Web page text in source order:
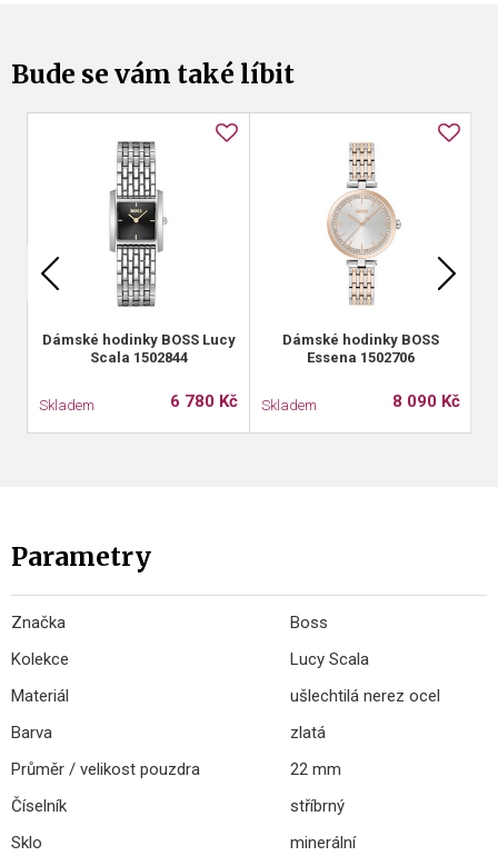
Bude se vám také líbit
Dámské hodinky BOSS Lucy
Scala 1502844
Skladem 6 780 Kč
Dámské hodinky BOSS
Essena 1502706
Skladem 8 090 Kč
Parametry
Značka
Boss
Kolekce
Lucy Scala
Materiál
ušlechtilá nerez ocel
Barva
zlatá
Průměr / velikost pouzdra
22 mm
Číselník
stříbrný
Sklo
minerální